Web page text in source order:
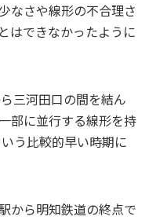
なさや線形の不合理さ
はできなかったように
三河田口の間を結ん
部に並行する線形を持
う比較的早い時期に
から明知鉄道の終点で